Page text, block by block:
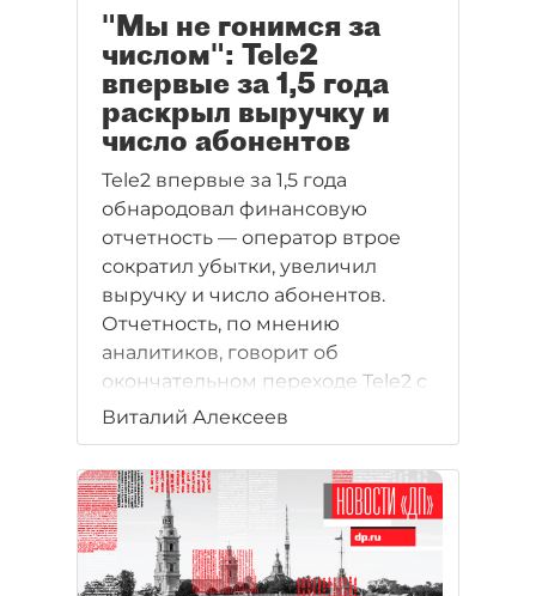
"Мы не гонимся за
числом": Tele2
впервые за 1,5 года
раскрыл выручку и
число абонентов
Tele2 впервые за 1,5 года
обнародовал финансовую
отчетность — оператор втрое
сократил убытки, увеличил
выручку и число абонентов.
Отчетность, по мнению
аналитиков, говорит об
окончательном переходе Tele2 с
позиций дискаунтера на
стратегию увеличения дохода с
абонента. Кроме того, такая
отчетность может быть
представлена накануне
продажи пакета ВТБ.
Виталий Алексеев